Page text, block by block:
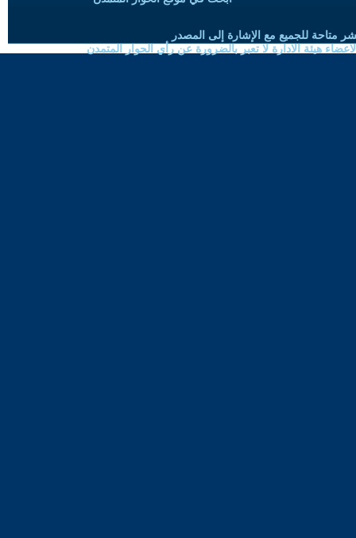
متاحة للجميع مع الإشارة إلى المصدر
هيئة الادارة لا تعبر بالضرورة عن رأي الحوار المتمدن